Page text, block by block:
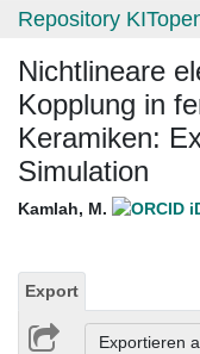
Repository
Nichtlineare
Kopplung in
Keramiken:
Simulation
Kamlah, M.
Export
Exportieren